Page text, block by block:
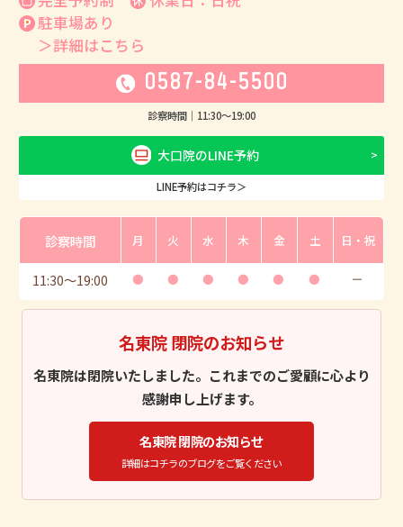
駐車場あり
＞詳細はこちら
0587-84-5500
診察時間｜ 11:30〜19:00
大口院のLINE予約
LINE予約はコチラ＞
診察時間 月 火 水 木 金 土 日・祝
11:30〜19:00 ● ● ● ● ● ● ー
名東院 閉院のお知らせ
名東院は閉院いたしました。これまでのご愛顧に心より
感謝申し上げます。
名東院 閉院のお知らせ
詳細はコチラのブログをご覧ください